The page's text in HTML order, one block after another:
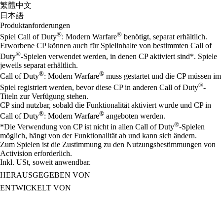
繁體中文
日本語
Produktanforderungen
Spiel Call of Duty®: Modern Warfare® benötigt, separat erhältlich.
Erworbene CP können auch für Spielinhalte von bestimmten Call of
Duty®-Spielen verwendet werden, in denen CP aktiviert sind*. Spiele
jeweils separat erhältlich.
Call of Duty®: Modern Warfare® muss gestartet und die CP müssen im
Spiel registriert werden, bevor diese CP in anderen Call of Duty®-
Titeln zur Verfügung stehen.
CP sind nutzbar, sobald die Funktionalität aktiviert wurde und CP in
Call of Duty®: Modern Warfare® angeboten werden.
*Die Verwendung von CP ist nicht in allen Call of Duty®-Spielen
möglich, hängt von der Funktionalität ab und kann sich ändern.
Zum Spielen ist die Zustimmung zu den Nutzungsbestimmungen von
Activision erforderlich.
Inkl. USt, soweit anwendbar.
HERAUSGEGEBEN VON
ENTWICKELT VON